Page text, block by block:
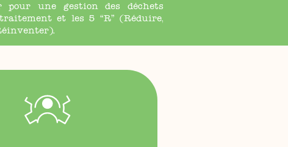
une gestion des déchets
et les 5 “R” (Réduire,